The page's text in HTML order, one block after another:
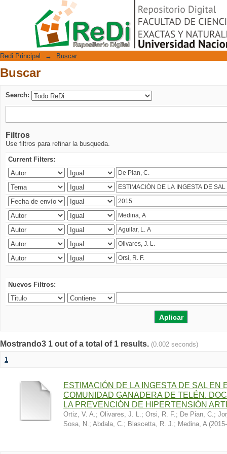
Repositorio Digital
Redi Principal → Buscar
Buscar
Search:
Filtros
Use filtros para refinar la busqueda.
Current Filters:
Nuevos Filtros:
Mostrando3 1 out of a total of 1 results. (0.002 seconds)
1
ESTIMACIÓN DE LA INGESTA DE SAL EN
COMUNIDAD GANADERA DE TELÉN.
LA PREVENCIÓN DE HIPERTENSIÓN
Ortiz, V. A.; Olivares, J. L.; Orsi, R. F.; De Pian, C.;
Sosa, N.; Abdala, C.; Blascetta, R. J.; Medina, A (